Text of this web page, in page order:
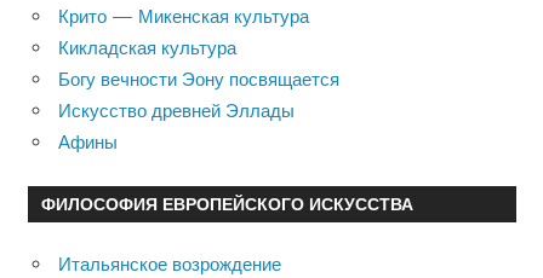
Крито — Микенская культура
Кикладская культура
Богу вечности Эону посвящается
Искусство древней Эллады
Афины
ФИЛОСОФИЯ ЕВРОПЕЙСКОГО ИСКУССТВА
Итальянское возрождение